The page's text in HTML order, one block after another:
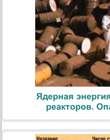
Ядерная
реакторов.